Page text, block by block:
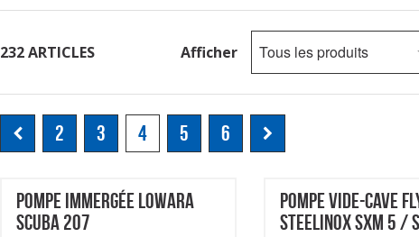
232 ARTICLES Afficher Tous les produits
2 3 4 5 6
POMPE IMMERGÉE LOWARA
SCUBA 207
POMPE VIDE-CAVE
STEELINOX SXM 5 /